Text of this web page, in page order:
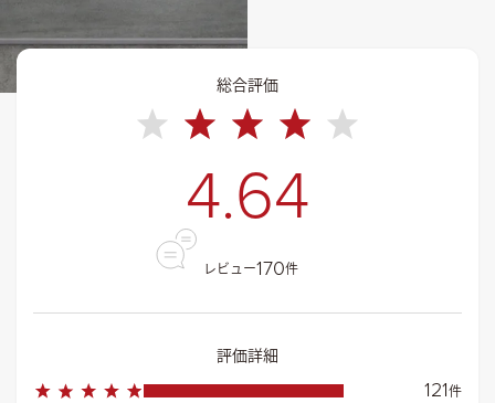
総合評価
4.64
レビュー170件
評価詳細
121件